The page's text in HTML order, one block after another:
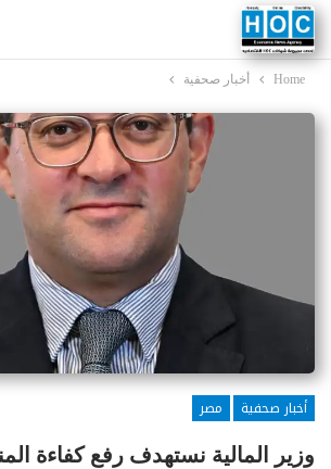
Home أخبار صحفية
أخبار صحفية
مصر
وزير المالية نستهدف رفع كفاءة